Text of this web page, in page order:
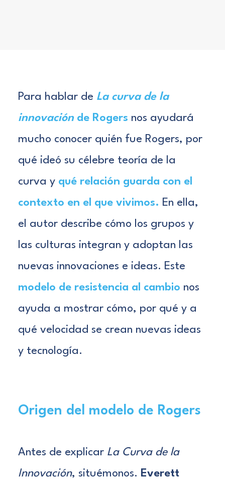
Para hablar de La curva de la
innovaciónde Rogers nos ayudará
mucho conocer quién fue Rogers, por
qué ideó su célebre teoría de la
curva y qué relación guarda con el
contexto en el que vivimos. En ella,
el autor describe cómo los grupos y
las culturas integran y adoptan las
nuevas innovaciones e ideas. Este
modelo de resistencia al cambio nos
ayuda a mostrar cómo, por qué y a
qué velocidad se crean nuevas ideas
y tecnología.
Origen del modelo de Rogers
Antes de explicar La Curva de la
Innovación, situémonos. Everett